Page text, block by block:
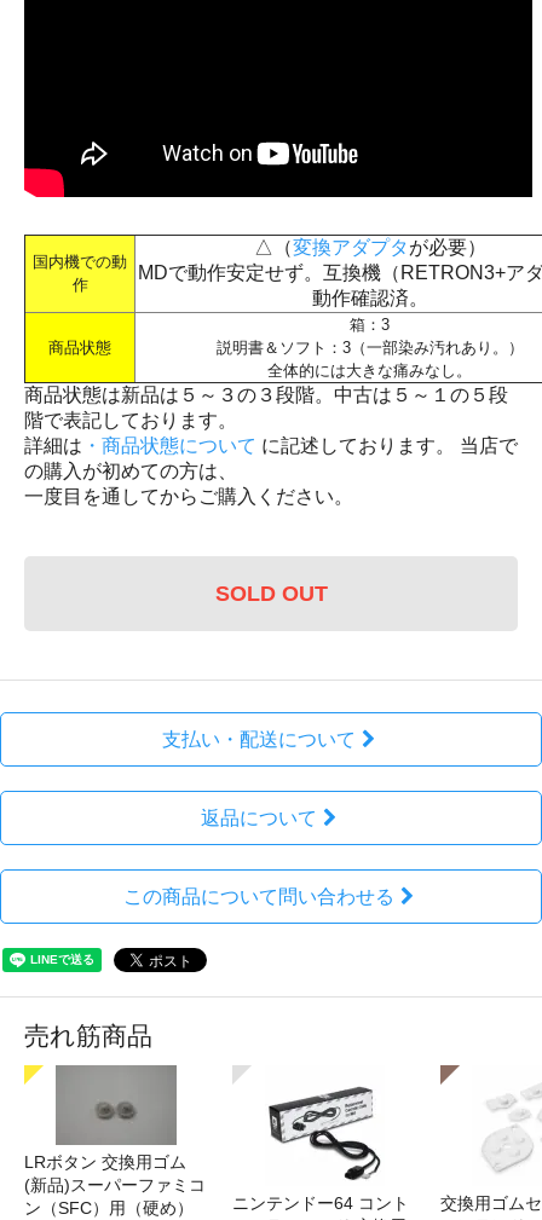
国内機での動
作
△（変換アダプタが必要）
MDで動作安定せず。互換機（RETRON3+ア
動作確認済。
商品状態
箱：3
説明書＆ソフト：3（一部染み汚れあり。）
全体的には大きな痛みなし。
商品状態は新品は５～３の３段階。中古は５～１の５段
階で表記しております。
詳細は ・商品状態について に記述しております。 当店で
の購入が初めての方は、
一度目を通してからご購入ください。
SOLD OUT
支払い・配送について
返品について
この商品について問い合わせる
売れ筋商品
LRボタン 交換用ゴム
(新品)スーパーファミコ
ン（SFC）用（硬め）
ニンテンドー64 コント
交換用ゴム